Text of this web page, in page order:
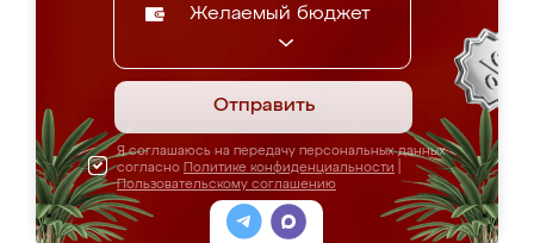
Желаемый бюджет
Отправить
Я соглашаюсь на передачу персональных данных
согласно Политике конфиденциальности
Пользовательскому соглашению